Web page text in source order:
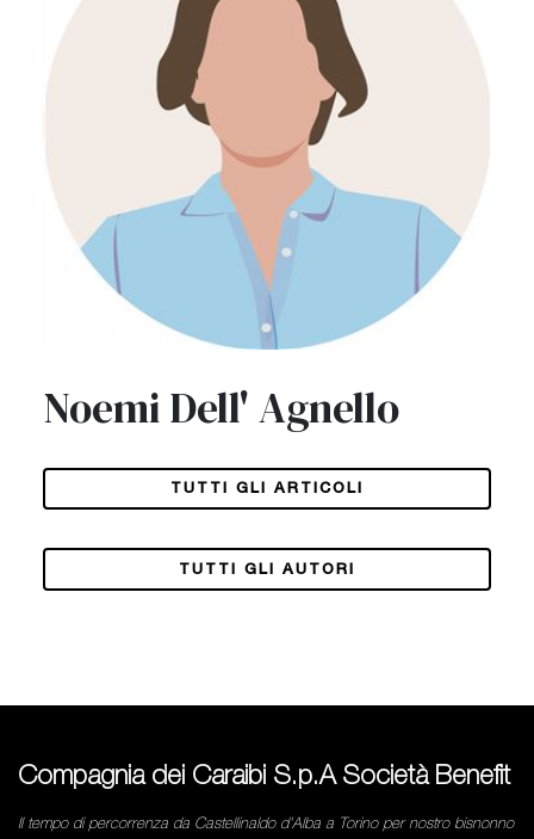
Noemi Dell' Agnello
TUTTI GLI ARTICOLI
TUTTI GLI AUTORI
Compagnia dei Caraibi S.p.A Società Benefit
Il tempo di percorrenza da Castellinaldo d'Alba a Torino per nostro bisnonno